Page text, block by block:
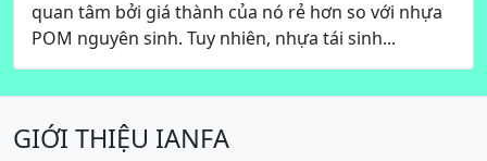
quan tâm bởi giá thành của nó rẻ hơn so với nhựa
POM nguyên sinh. Tuy nhiên, nhựa tái sinh...
GIỚI THIỆU IANFA